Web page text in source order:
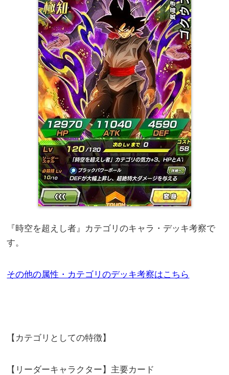
『時空を超えし者』カテゴリのキャラ・デッキ考察で
す。
その他の属性・カテゴリのデッキ考察はこちら
【カテゴリとしての特徴】
【リーダーキャラクター】主要カード